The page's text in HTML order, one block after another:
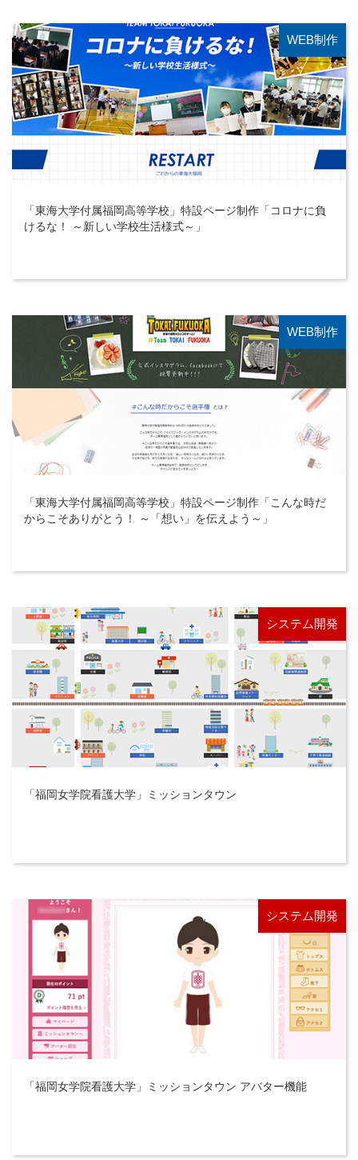
WEB制作
「東海大学付属福岡高等学校」特設ページ制作「コロナに負
けるな！ ～新しい学校生活様式～」
WEB制作
「東海大学付属福岡高等学校」特設ページ制作「こんな時だ
からこそありがとう！ ～「想い」を伝えよう～」
システム開発
「福岡女学院看護大学」ミッションタウン
システム開発
「福岡女学院看護大学」ミッションタウン アバター機能